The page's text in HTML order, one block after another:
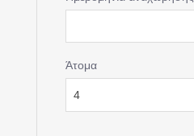
Άτομα